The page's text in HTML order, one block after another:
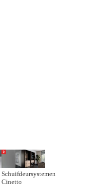
Schuifdeursystemen
Cinetto